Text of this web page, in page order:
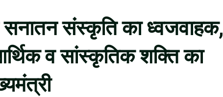
संस्कृति का ध्वजवाहक,
व सांस्कृतिक शक्ति का